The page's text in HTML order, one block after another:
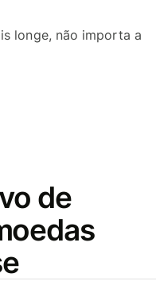
longe, não importa a
de